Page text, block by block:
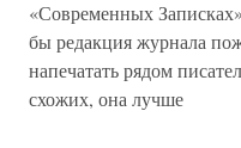
«Современных
бы редакция журнала
напечатать рядом
схожих, она лучше